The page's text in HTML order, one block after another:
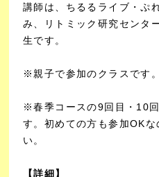
講師は、ちるるライブ・ぷ
み、リトミック研究センタ
生です。
※親子で参加のクラスです。
※春季コースの9回目・10
す。初めての方も参加OK
い。
【詳細】